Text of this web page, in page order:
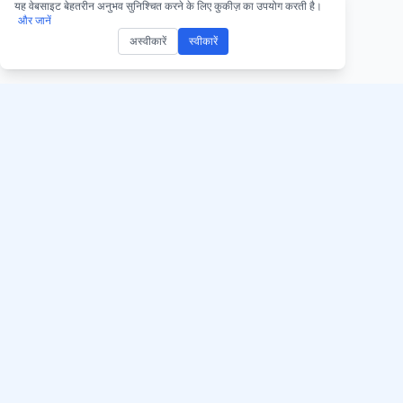
यह वेबसाइट बेहतरीन अनुभव सुनिश्चित करने के लिए कुकीज़ का उपयोग करती है।
और जानें
अस्वीकारें
स्वीकारें